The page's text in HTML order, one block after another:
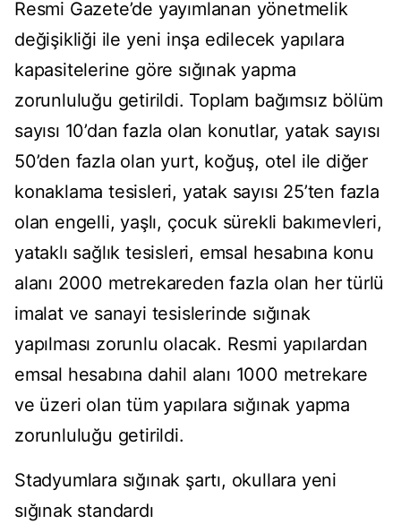
Resmi Gazete’de yayımlanan yönetmelik
değişikliği ile yeni inşa edilecek yapılara
kapasitelerine göre sığınak yapma
zorunluluğu getirildi. Toplam bağımsız bölüm
sayısı 10’dan fazla olan konutlar, yatak sayısı
50’den fazla olan yurt, koğuş, otel ile diğer
konaklama tesisleri, yatak sayısı 25’ten fazla
olan engelli, yaşlı, çocuk sürekli bakımevleri,
yataklı sağlık tesisleri, emsal hesabına konu
alanı 2000 metrekareden fazla olan her türlü
imalat ve sanayi tesislerinde sığınak
yapılması zorunlu olacak. Resmi yapılardan
emsal hesabına dahil alanı 1000 metrekare
ve üzeri olan tüm yapılara sığınak yapma
zorunluluğu getirildi.
Stadyumlara sığınak şartı, okullara yeni
sığınak standardı